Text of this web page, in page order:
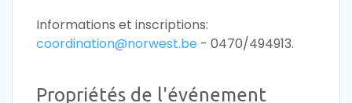
Informations et inscriptions:
coordination@norwest.be - 0470/494913.
Propriétés de l'événement